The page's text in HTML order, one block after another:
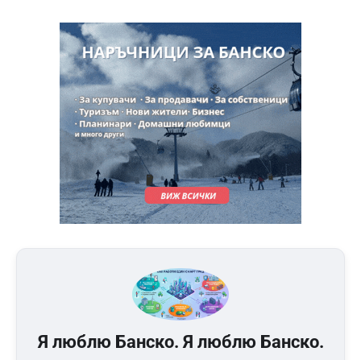
Я люблю Банско. Я люблю Банско.